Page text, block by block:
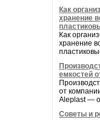
Как
хранение
Как
хранение
емкостей
от
Aleplast —
Советы и